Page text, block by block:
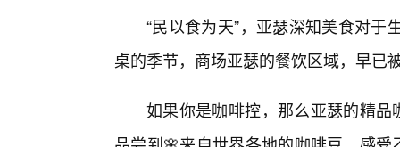
“民以食为天”，亚瑟深知美食对
桌的季节，商场亚瑟的餐饮区域，早已
如果你是咖啡控，那么亚瑟的精品